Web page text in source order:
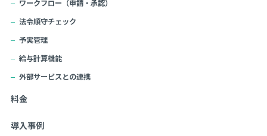
ワークフロー（申請・承認）
法令順守チェック
予実管理
給与計算機能
外部サービスとの連携
料金
導入事例